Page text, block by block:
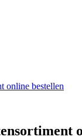
online bestellen